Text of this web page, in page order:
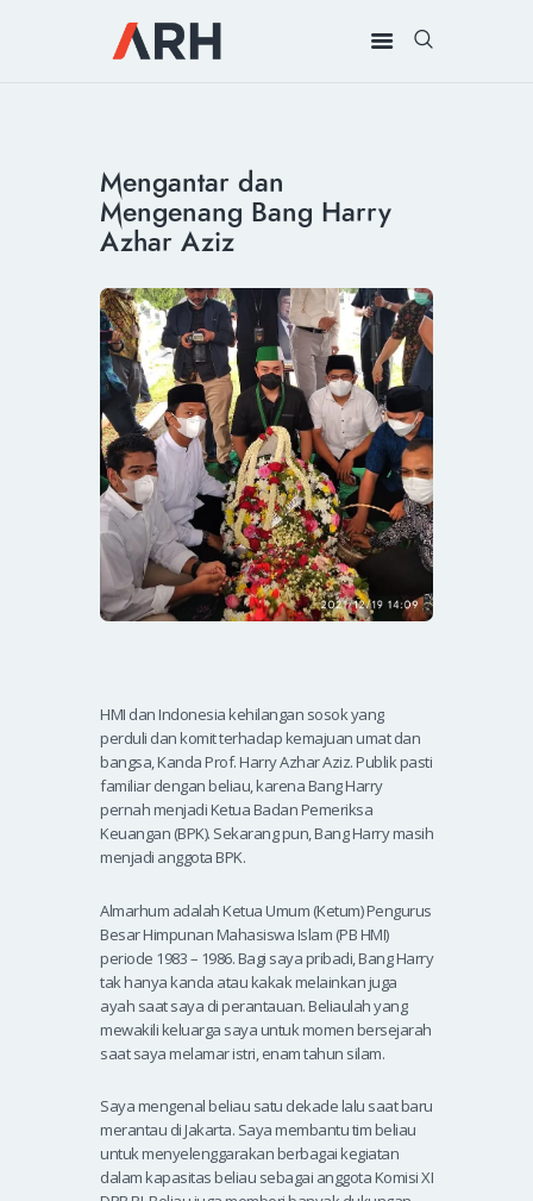
INSPIRING
MONDAY
RILIS MEDIA
BUKU
PIDATO
KEBUDAYAAN
KENALAN
Mengantar dan
Mengenang Bang Harry
Azhar Aziz
HMI dan Indonesia kehilangan sosok yang
perduli dan komit terhadap kemajuan umat dan
bangsa, Kanda Prof. Harry Azhar Aziz. Publik pasti
familiar dengan beliau, karena Bang Harry
pernah menjadi Ketua Badan Pemeriksa
Keuangan (BPK). Sekarang pun, Bang Harry masih
menjadi anggota BPK.
Almarhum adalah Ketua Umum (Ketum) Pengurus
Besar Himpunan Mahasiswa Islam (PB HMI)
periode 1983 – 1986. Bagi saya pribadi, Bang Harry
tak hanya kanda atau kakak melainkan juga
ayah saat saya di perantauan. Beliaulah yang
mewakili keluarga saya untuk momen bersejarah
saat saya melamar istri, enam tahun silam.
Saya mengenal beliau satu dekade lalu saat baru
merantau di Jakarta. Saya membantu tim beliau
untuk menyelenggarakan berbagai kegiatan
dalam kapasitas beliau sebagai anggota Komisi XI